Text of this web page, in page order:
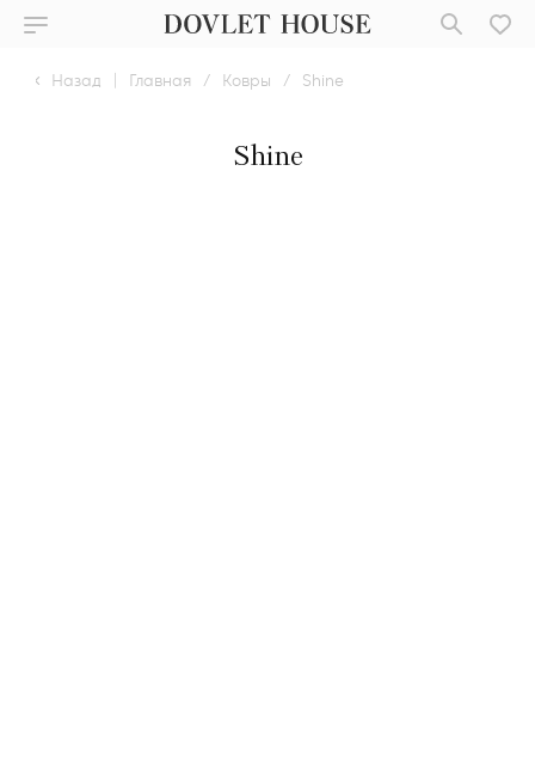
Назад | Главная / Ковры / Shine
Shine